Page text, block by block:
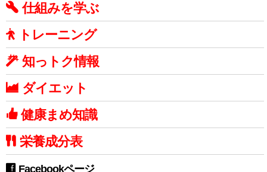
仕組みを学ぶ
トレーニング
知っトク情報
ダイエット
健康まめ知識
栄養成分表
Facebookページ